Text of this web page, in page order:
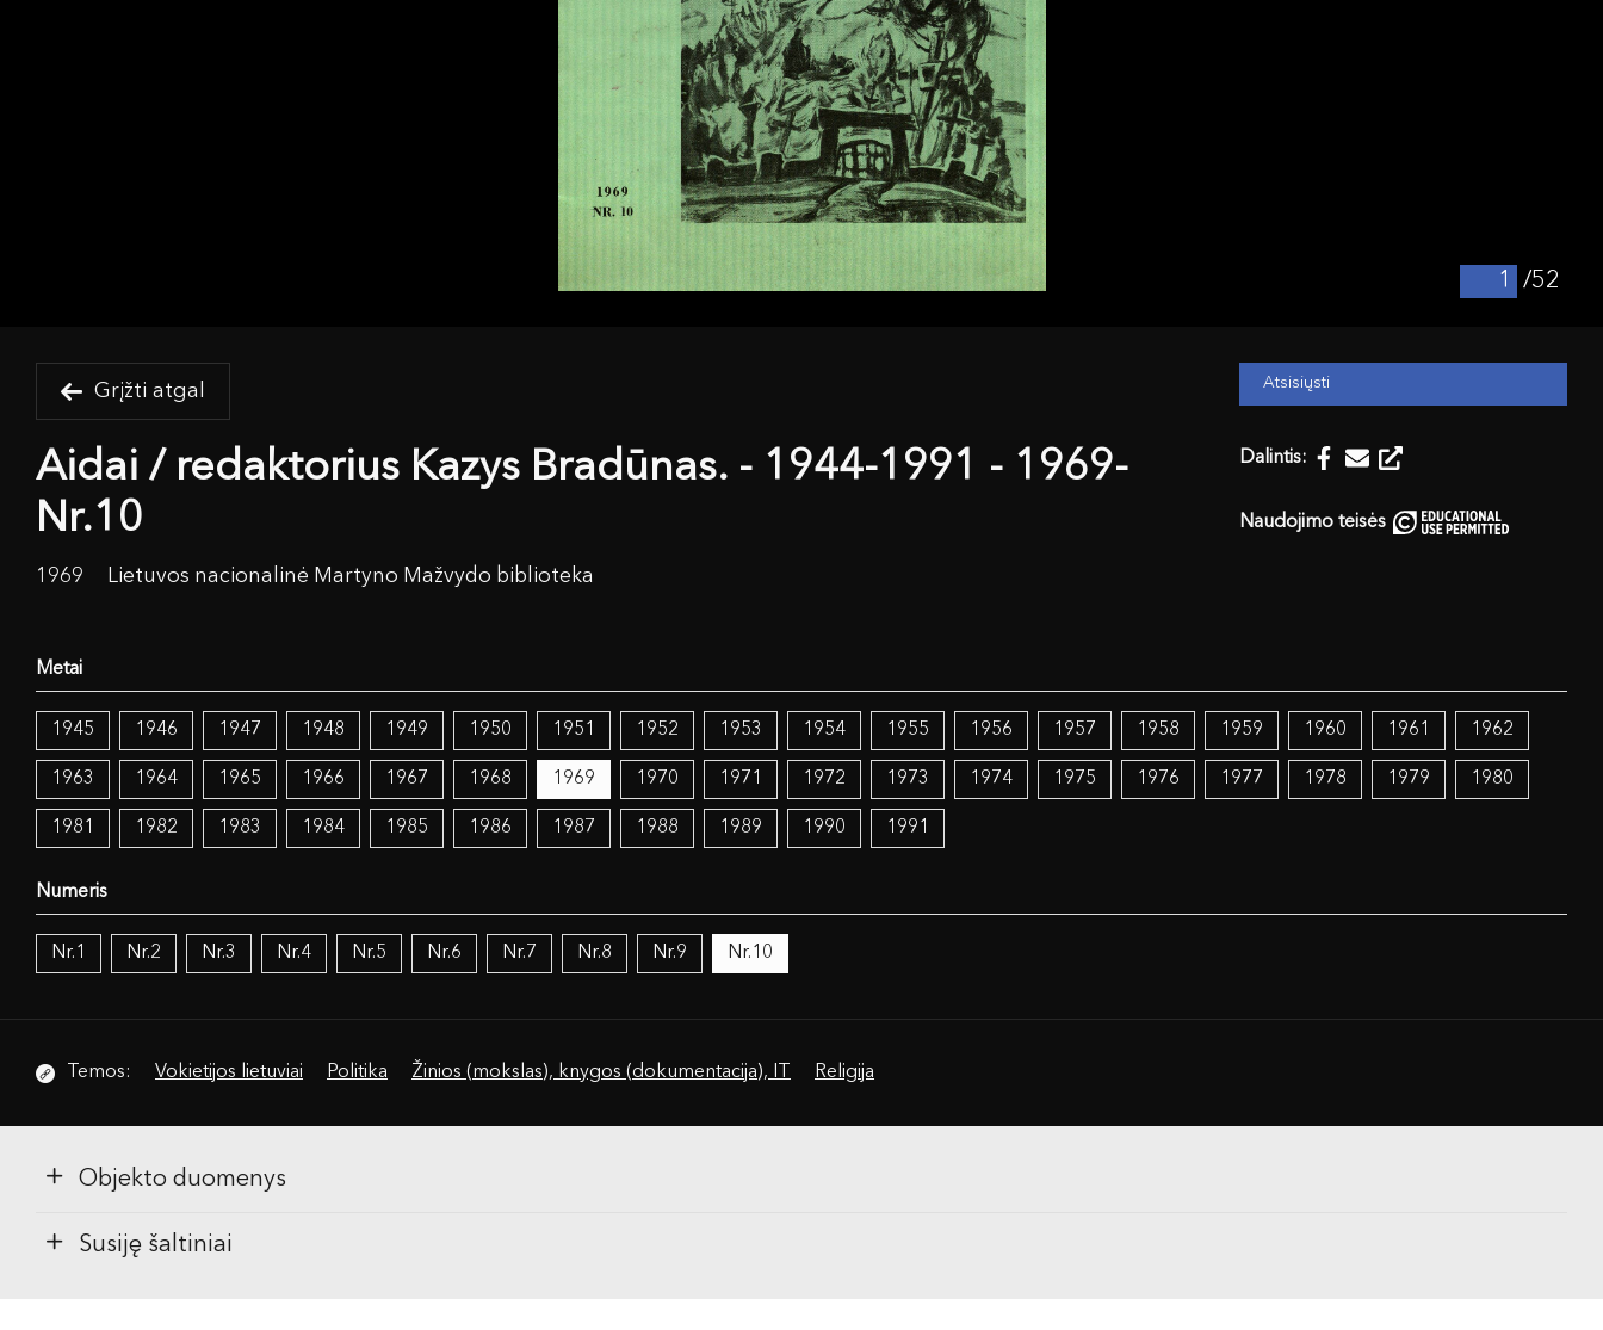
/52
Grįžti atgal
Aidai / redaktorius Kazys Bradūnas. - 1944-1991 - 1969-
Nr.10
1969 Lietuvos nacionalinė Martyno Mažvydo biblioteka
Atsisiųsti
Dalintis:
Naudojimo teisės
1945 1946 1947 1948 1949 1950 1951 1952 1953 1954 1955 1956 1957 1958 1959 1960 1961 1962
1963 1964 1965 1966 1967 1968 1969 1970 1971 1972 1973 1974 1975 1976 1977 1978 1979 1980
1981 1982 1983 1984 1985 1986 1987 1988 1989 1990 1991
Nr.1 Nr.2 Nr.3 Nr.4 Nr.5 Nr.6 Nr.7 Nr.8 Nr.9 Nr.10
Temos: Vokietijos lietuviai Politika Žinios (mokslas), knygos (dokumentacija), IT Religija
Objekto duomenys
Susiję šaltiniai